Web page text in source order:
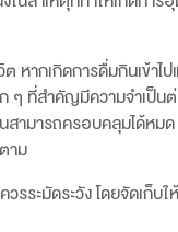
หากเกิดการดื่มกินเข้า
ๆ ที่สำคัญมีความจำเป็
มารถครอบคลุมได้หมด
าม
รระมัดระวัง โดยจัดเก็